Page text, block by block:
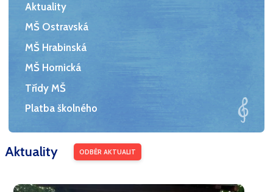
Aktuality
MŠ Ostravská
MŠ Hrabinská
MŠ Hornická
Třídy MŠ
Platba školného
Aktuality ODBĚR AKTUALIT